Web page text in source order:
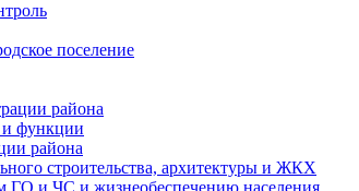
поселение
района
и функции
района
строительства, архитектуры и ЖКХ
ГО и ЧС и жизнеобеспечению населения